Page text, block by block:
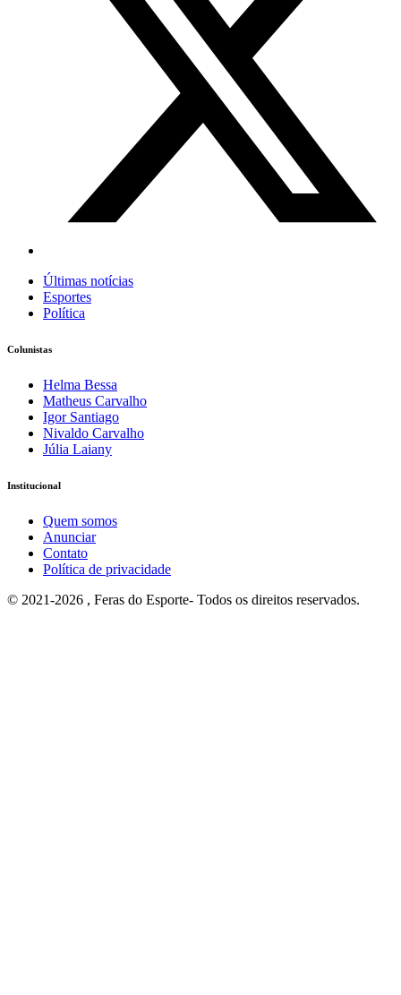
Últimas notícias
Esportes
Política
Colunistas
Helma Bessa
Matheus Carvalho
Igor Santiago
Nivaldo Carvalho
Júlia Laiany
Institucional
Quem somos
Anunciar
Contato
Política de privacidade
© 2021-2026 , Feras do Esporte- Todos os direitos reservados.